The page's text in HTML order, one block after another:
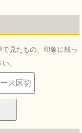
見たもの、印象に残っ
。